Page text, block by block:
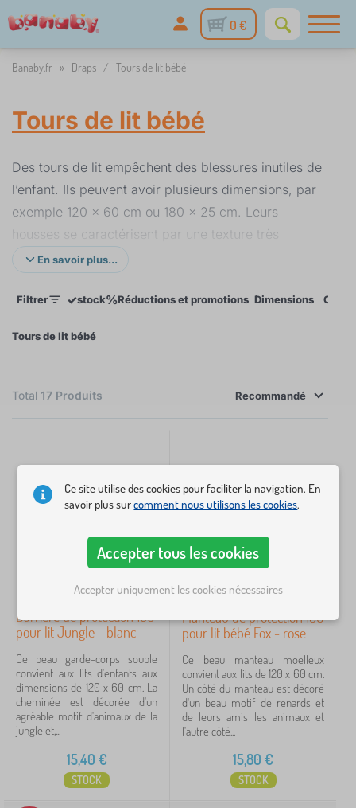
0 €
Banaby.fr » Draps / Tours de lit bébé
Tours de lit bébé
Des tours de lit empêchent des blessures inutiles de
l’enfant. Ils peuvent avoir plusieurs dimensions, par
exemple 120 x 60 cm ou 180 x 25 cm. Leurs
housses se caractérisent par une texture très
agréable au toucher parce qu’elles sont fabriquées
nombreux lavages et sont remplis de matières de
qu’ils soient assortis avec le lit.
En savoir plus...
Filtrer ✓stock%Réductions et promotions Dimensions
FILTRER ×
mix barev
rose
4
vert
4
bleu
3
gris
3
Tours de lit bébé
Total 17 Produits
Recommandé
Barrière de protection 180
pour lit Jungle - blanc
Ce beau garde-corps souple
convient aux lits d'enfants aux
dimensions de 120 x 60 cm. La
cheminée est décorée d'un
agréable motif d'animaux de la
jungle et,...
15,40 €
STOCK
Manteau de protection 180
pour lit bébé Fox - rose
Ce beau manteau moelleux
convient aux lits de 120 x 60 cm.
Un côté du manteau est décoré
d'un beau motif de renards et
de leurs amis les animaux et
l'autre côté...
15,80 €
STOCK
Ce site utilise des cookies pour faciliter la navigation. En
savoir plus surcomment nous utilisons les cookies.
Accepter tous les cookies
Accepter uniquement les cookies nécessaires